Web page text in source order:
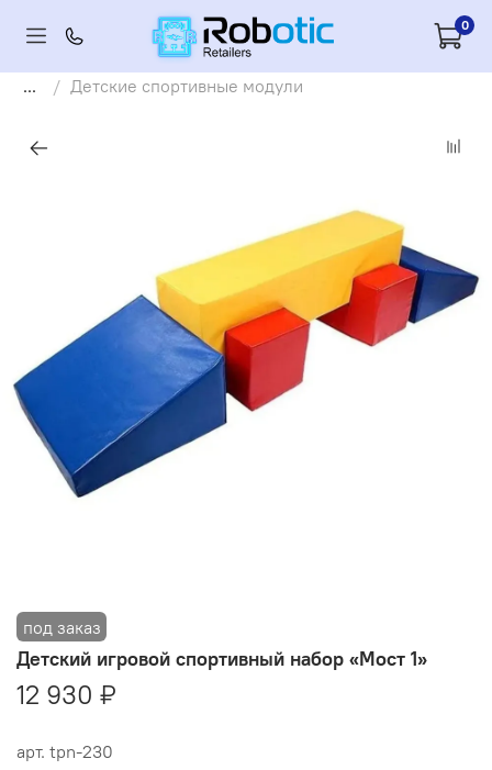
0
... Детские спортивные модули
арт. tpn-230
Детский игровой спортивный набор «Мост 1»
12 930 ₽